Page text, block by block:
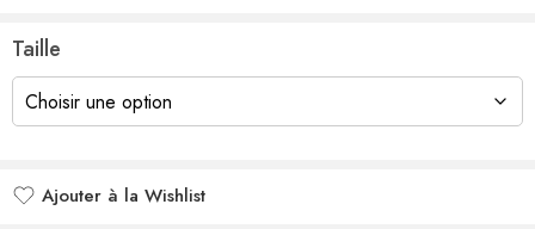
Taille
Ajouter à la Wishlist